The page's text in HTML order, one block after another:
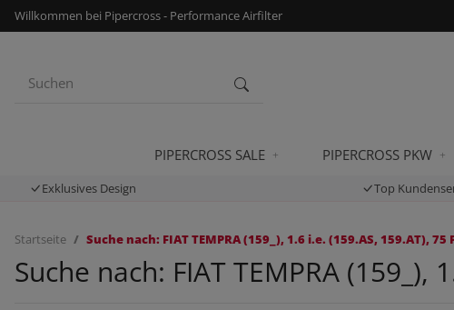
Willkommen bei Pipercross - Performance Airfilter
PIPERCROSS SALE PIPERCROSS PKW
Exklusives Design Top
Startseite Suche nach: FIAT TEMPRA (159_), 1.6 i.e. (159.AS, 159.AT),
Suche nach: FIAT TEMPRA